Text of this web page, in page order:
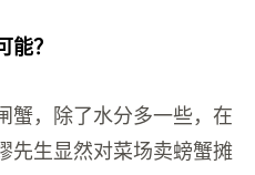
能？
蟹，除了水分多一些，在
先生显然对菜场卖螃蟹摊